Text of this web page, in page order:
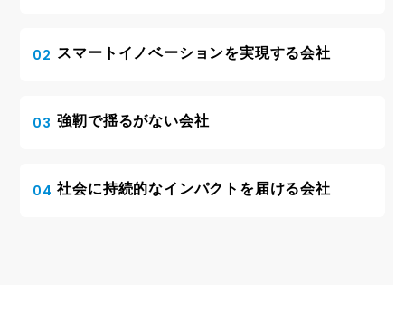
02 スマートイノベーションを実現する会社
03 強靭で揺るがない会社
04 社会に持続的なインパクトを届ける会社